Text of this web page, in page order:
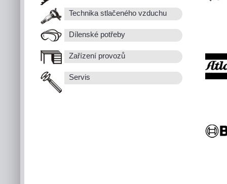
Technika stlačeného vzduchu
Dílenské potřeby
Zařízení provozů
Servis